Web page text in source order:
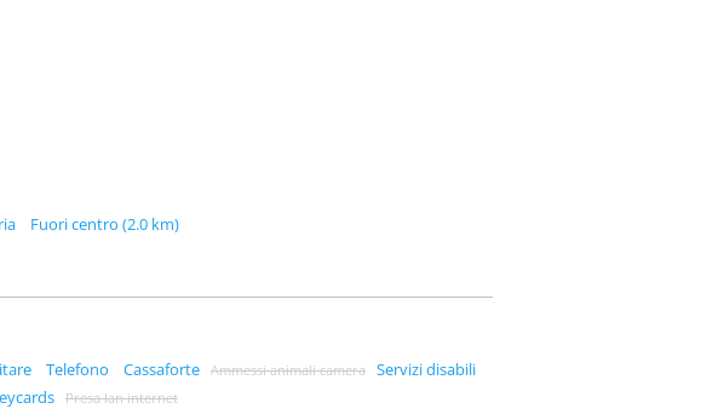
Fuori centro (2.0 km)
Telefono Cassaforte Ammessi animali camera Servizi disabili
Presa lan internet